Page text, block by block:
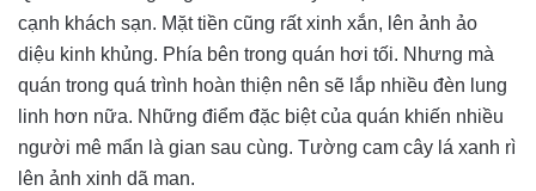
cạnh khách sạn. Mặt tiền cũng rất xinh xắn, lên ảnh ảo
diệu kinh khủng. Phía bên trong quán hơi tối. Nhưng mà
quán trong quá trình hoàn thiện nên sẽ lắp nhiều đèn lung
linh hơn nữa. Những điểm đặc biệt của quán khiến nhiều
người mê mẩn là gian sau cùng. Tường cam cây lá xanh rì
lên ảnh xinh dã man.